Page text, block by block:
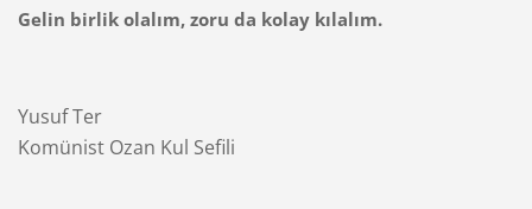
Gelin birlik olalım, zoru da kolay kılalım.
Yusuf Ter
Komünist Ozan Kul Sefili